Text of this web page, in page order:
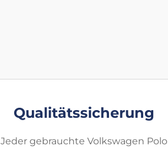
Qualitätssicherung
Jeder gebrauchte Volkswagen Polo